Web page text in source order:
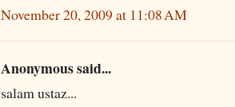
November 20, 2009 at 11:08 AM
Anonymous said...
salam ustaz...